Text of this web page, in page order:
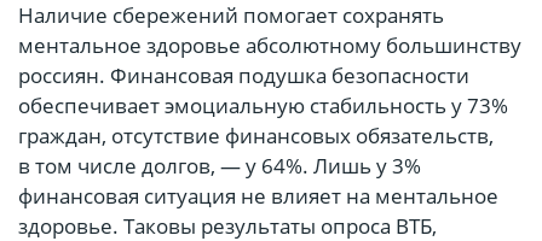
Наличие сбережений помогает сохранять
ментальное здоровье абсолютному большинству
россиян. Финансовая подушка безопасности
обеспечивает эмоциальную стабильность у 73%
граждан, отсутствие финансовых обязательств,
в том числе долгов, — у 64%. Лишь у 3%
финансовая ситуация не влияет на ментальное
здоровье. Таковы результаты опроса ВТБ,